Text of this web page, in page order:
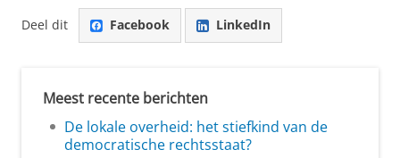
Deel dit Facebook LinkedIn
Meest recente berichten
De lokale overheid: het stiefkind van de
democratische rechtsstaat?